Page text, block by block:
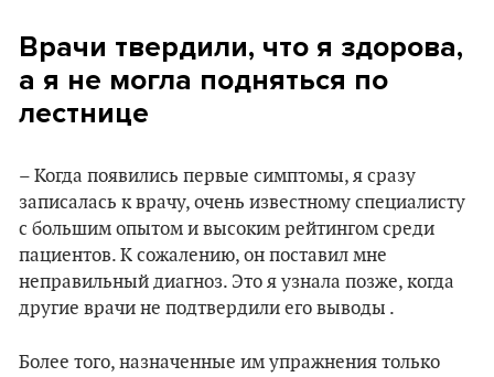
Врачи твердили, что я здорова,
а я не могла подняться по
лестнице
– Когда появились первые симптомы, я сразу
записалась к врачу, очень известному специалисту
с большим опытом и высоким рейтингом среди
пациентов. К сожалению, он поставил мне
неправильный диагноз. Это я узнала позже, когда
другие врачи не подтвердили его выводы .
Более того, назначенные им упражнения только